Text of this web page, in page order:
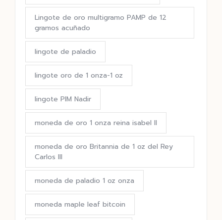
Lingote de oro multigramo PAMP de 12
gramos acuñado
lingote de paladio
lingote oro de 1 onza-1 oz
lingote PIM Nadir
moneda de oro 1 onza reina isabel II
moneda de oro Britannia de 1 oz del Rey
Carlos III
moneda de paladio 1 oz onza
moneda maple leaf bitcoin